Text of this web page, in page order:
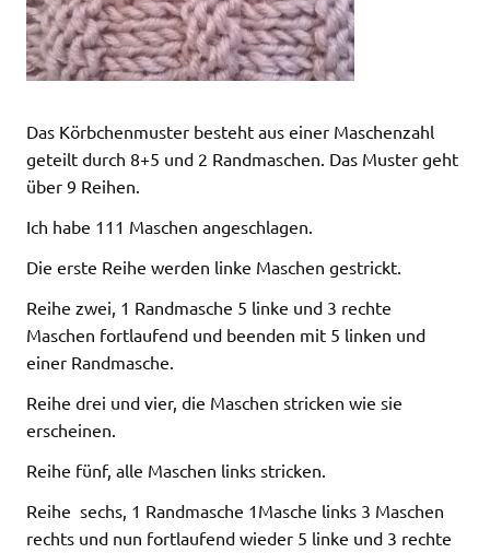
Das Körbchenmuster besteht aus einer Maschenzahl
geteilt durch 8+5 und 2 Randmaschen. Das Muster geht
über 9 Reihen.
Ich habe 111 Maschen angeschlagen.
Die erste Reihe werden linke Maschen gestrickt.
Reihe zwei, 1 Randmasche 5 linke und 3 rechte
Maschen fortlaufend und beenden mit 5 linken und
einer Randmasche.
Reihe drei und vier, die Maschen stricken wie sie
erscheinen.
Reihe fünf, alle Maschen links stricken.
Reihe sechs, 1 Randmasche 1Masche links 3 Maschen
rechts und nun fortlaufend wieder 5 linke und 3 rechte